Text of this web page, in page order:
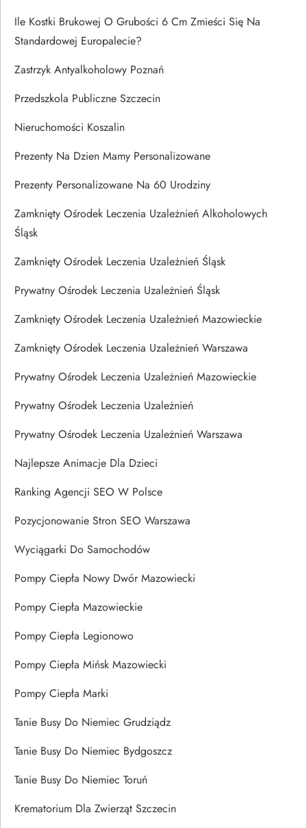
Ile Kostki Brukowej O Grubości 6 Cm Zmieści Się Na
Standardowej Europalecie?
Zastrzyk Antyalkoholowy Poznań
Przedszkola Publiczne Szczecin
Nieruchomości Koszalin
Prezenty Na Dzien Mamy Personalizowane
Prezenty Personalizowane Na 60 Urodziny
Zamknięty Ośrodek Leczenia Uzależnień Alkoholowych
Śląsk
Zamknięty Ośrodek Leczenia Uzależnień Śląsk
Prywatny Ośrodek Leczenia Uzależnień Śląsk
Zamknięty Ośrodek Leczenia Uzależnień Mazowieckie
Zamknięty Ośrodek Leczenia Uzależnień Warszawa
Prywatny Ośrodek Leczenia Uzależnień Mazowieckie
Prywatny Ośrodek Leczenia Uzależnień
Prywatny Ośrodek Leczenia Uzależnień Warszawa
Najlepsze Animacje Dla Dzieci
Ranking Agencji SEO W Polsce
Pozycjonowanie Stron SEO Warszawa
Wyciągarki Do Samochodów
Pompy Ciepła Nowy Dwór Mazowiecki
Pompy Ciepła Mazowieckie
Pompy Ciepła Legionowo
Pompy Ciepła Mińsk Mazowiecki
Pompy Ciepła Marki
Tanie Busy Do Niemiec Grudziądz
Tanie Busy Do Niemiec Bydgoszcz
Tanie Busy Do Niemiec Toruń
Krematorium Dla Zwierząt Szczecin